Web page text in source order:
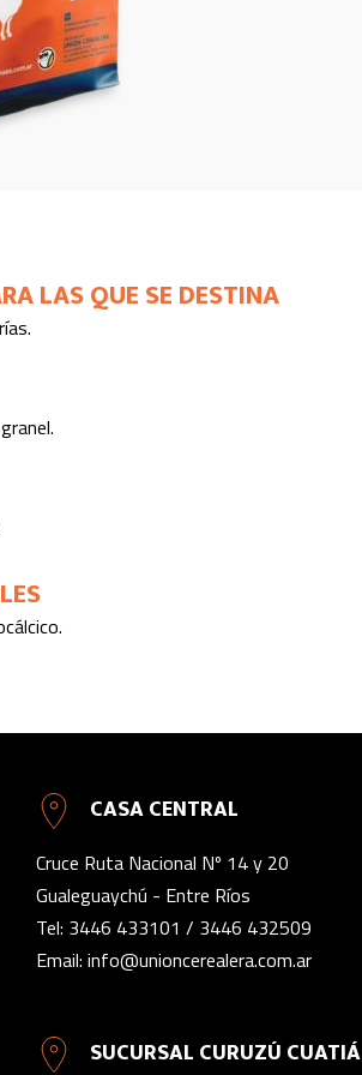
LAS QUE SE DESTINA
CASA CENTRAL
Cruce Ruta Nacional Nº 14 y 20
Gualeguaychú - Entre Ríos
Tel: 3446 433101 / 3446 432509
Email: info@unioncerealera.com.ar
SUCURSAL CURUZÚ CUATIÁ